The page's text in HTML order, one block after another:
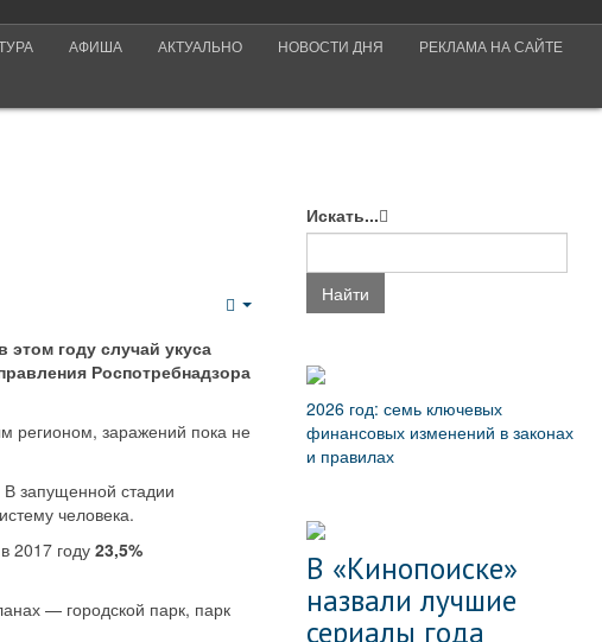
АФИША АКТУАЛЬНО НОВОСТИ ДНЯ РЕКЛАМА НА САЙТЕ
году случай укуса
Роспотребнадзора
регионом, заражений пока не
запущенной стадии
человека.
2017 году 23,5%
— городской парк, парк
Искать...
Найти
2026 год: семь ключевых
финансовых изменений в законах
и правилах
В «Кинопоиске»
назвали лучшие
сериалы года